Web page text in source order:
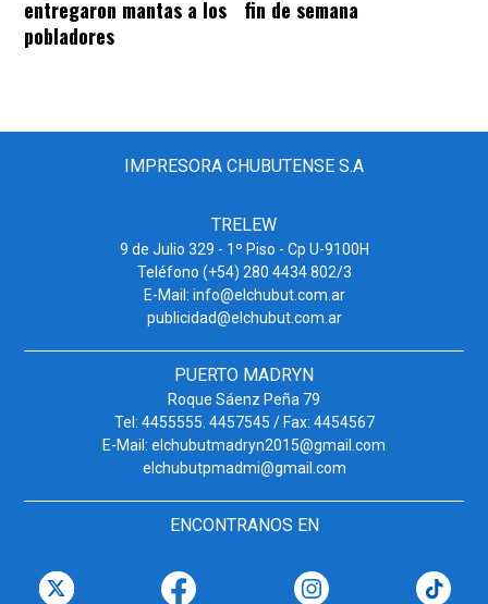
entregaron mantas a los
pobladores
fin de semana
IMPRESORA CHUBUTENSE S.A
TRELEW
9 de Julio 329 - 1º Piso - Cp U-9100H
Teléfono (+54) 280 4434 802/3
E-Mail: info@elchubut.com.ar
publicidad@elchubut.com.ar
PUERTO MADRYN
Roque Sáenz Peña 79
Tel: 4455555. 4457545 / Fax: 4454567
E-Mail: elchubutmadryn2015@gmail.com
elchubutpmadmi@gmail.com
ENCONTRANOS EN